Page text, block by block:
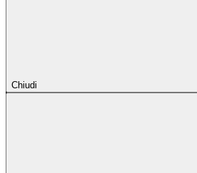
Chiudi